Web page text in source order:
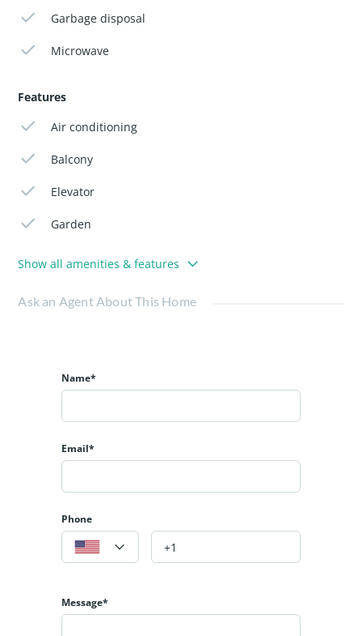
Garbage disposal
Microwave
Features
Air conditioning
Balcony
Elevator
Garden
Show all amenities & features
Ask an Agent About This Home
Name*
Email*
Phone
Message*